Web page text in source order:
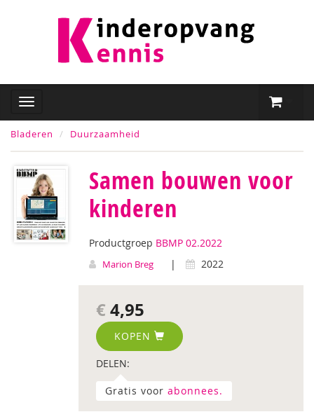
Bladeren Duurzaamheid
Samen bouwen voor
kinderen
Productgroep BBMP 02.2022
Marion Breg | 2022
€ 4,95
KOPEN
DELEN:
Gratis voor abonnees.